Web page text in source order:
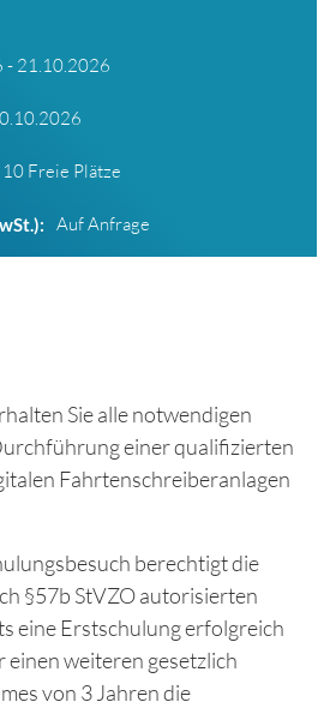
- 21.10.2026
10 Freie Plätze
Auf Anfrage
Sie alle notwendigen
einer qualifizierten
Fahrtenschreiberanlagen
berechtigt die
§57b StVZO autorisierten
eine Erstschulung erfolgreich
weiteren gesetzlich
von 3 Jahren die